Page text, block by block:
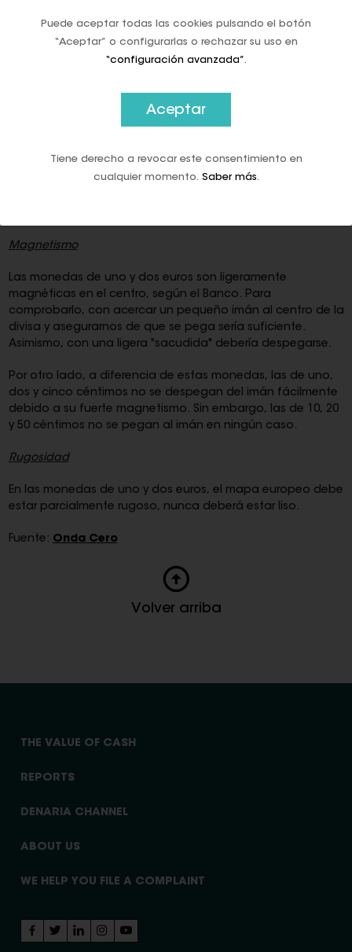
correctamente alineadas en sentido vertical. A esto se le
aparece el mapa europeo. Desde el 2007, la ilustración
acuñación es posterior a 2007, debemos buscar en la otra
cara el mapa completo de Europa.
Magnetismo
Las monedas de uno y dos euros son ligeramente
magnéticas en el centro, según el Banco. Para
comprobarlo, con acercar un pequeño imán al centro de la
divisa y asegurarnos de que se pega sería suficiente.
Asimismo, con una ligera "sacudida" debería despegarse.
Por otro lado, a diferencia de estas monedas, las de uno,
dos y cinco céntimos no se despegan del imán fácilmente
debido a su fuerte magnetismo. Sin embargo, las de 10, 20
y 50 céntimos no se pegan al imán en ningún caso.
Rugosidad
En las monedas de uno y dos euros, el mapa europeo debe
estar parcialmente rugoso, nunca deberá estar liso.
Fuente: Onda Cero
Volver arriba
THE VALUE OF CASH
REPORTS
DENARIA CHANNEL
ABOUT US
WE HELP YOU FILE A COMPLAINT
Puede aceptar todas las cookies pulsando el botón
“Aceptar” o configurarlas o rechazar su uso en
“configuración avanzada”.
Aceptar
Tiene derecho a revocar este consentimiento en
cualquier momento. Saber más.